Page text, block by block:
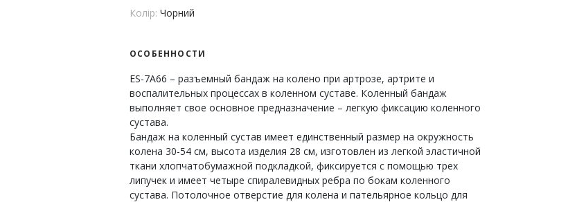
Колір: Чорний
ОСОБЕННОСТИ
ES-7A66 – разъемный бандаж на колено при артрозе, артрите и
воспалительных процессах в коленном суставе. Коленный бандаж
выполняет свое основное предназначение – легкую фиксацию коленного
сустава.
Бандаж на коленный сустав имеет единственный размер на окружность
колена 30-54 см, высота изделия 28 см, изготовлен из легкой эластичной
ткани хлопчатобумажной подкладкой, фиксируется с помощью трех
липучек и имеет четыре спиралевидных ребра по бокам коленного
сустава. Потолочное отверстие для колена и пательярное кольцо для